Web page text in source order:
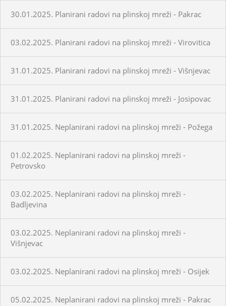
30.01.2025. Planirani radovi na plinskoj mreži - Pakrac
03.02.2025. Planirani radovi na plinskoj mreži - Virovitica
31.01.2025. Planirani radovi na plinskoj mreži - Višnjevac
31.01.2025. Planirani radovi na plinskoj mreži - Josipovac
31.01.2025. Neplanirani radovi na plinskoj mreži - Požega
01.02.2025. Neplanirani radovi na plinskoj mreži -
Petrovsko
03.02.2025. Neplanirani radovi na plinskoj mreži -
Badljevina
03.02.2025. Neplanirani radovi na plinskoj mreži -
Višnjevac
03.02.2025. Neplanirani radovi na plinskoj mreži - Osijek
05.02.2025. Neplanirani radovi na plinskoj mreži - Pakrac